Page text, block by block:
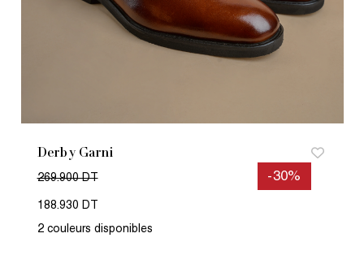
Derby Garni
-30%
269.900 DT
188.930 DT
2 couleurs disponibles